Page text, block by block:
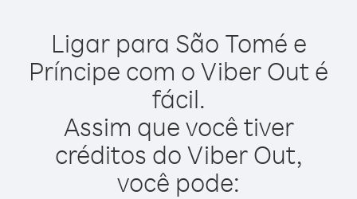
Ligar para São Tomé e
Príncipe com o Viber Out é
fácil.
Assim que você tiver
créditos do Viber Out,
você pode: